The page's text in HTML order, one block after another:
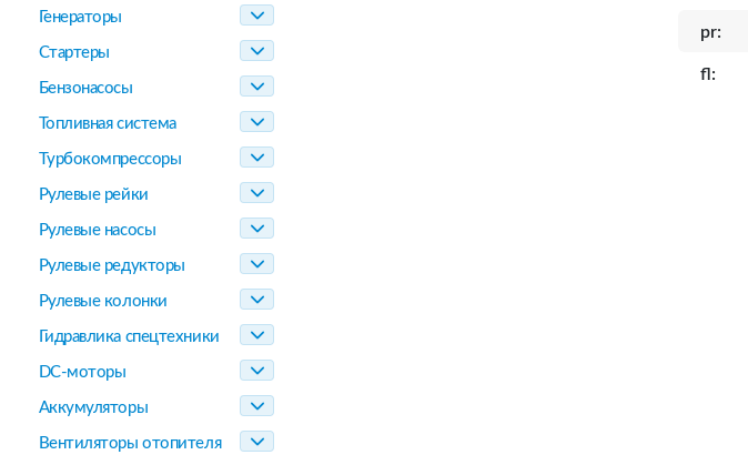
Генераторы
Стартеры
Бензонасосы
Топливная система
Турбокомпрессоры
Рулевые рейки
Рулевые насосы
Рулевые редукторы
Рулевые колонки
Гидравлика спецтехники
DC-моторы
Аккумуляторы
Вентиляторы отопителя
pr:
fl: